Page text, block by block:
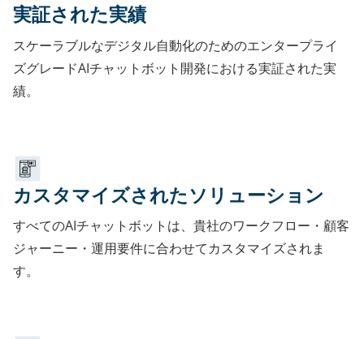
実証された実績
スケーラブルなデジタル自動化のためのエンタープライ
ズグレードAIチャットボット開発における実証された実
績。
カスタマイズされたソリューション
すべてのAIチャットボットは、貴社のワークフロー・顧客
ジャーニー・運用要件に合わせてカスタマイズされま
す。